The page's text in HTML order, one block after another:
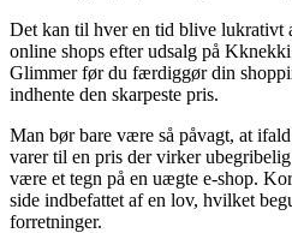
Det kan til hver en tid blive lukrativt
online shops efter udsalg på
Glimmer før du færdiggør din
indhente den skarpeste pris.
Man bør bare være så påvagt, at
varer til en pris der virker
være et tegn på en uægte e-shop.
side indbefattet af en lov, hvilket
forretninger.